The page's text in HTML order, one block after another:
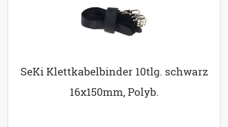
SeKi Klettkabelbinder 10tlg. schwarz
16x150mm, Polyb.